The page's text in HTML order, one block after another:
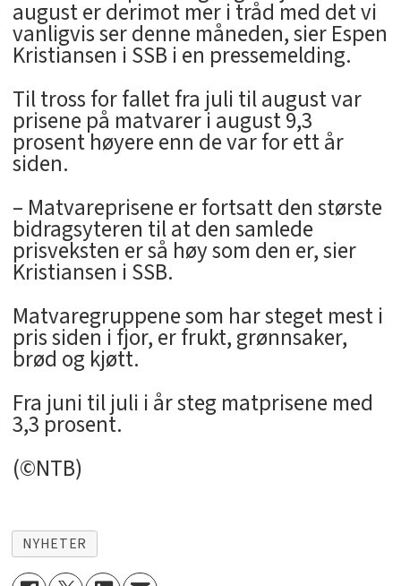
august er derimot mer i tråd med det vi
vanligvis ser denne måneden, sier Espen
Kristiansen i SSB i en pressemelding.
Til tross for fallet fra juli til august var
prisene på matvarer i august 9,3
prosent høyere enn de var for ett år
siden.
– Matvareprisene er fortsatt den største
bidragsyteren til at den samlede
prisveksten er så høy som den er, sier
Kristiansen i SSB.
Matvaregruppene som har steget mest i
pris siden i fjor, er frukt, grønnsaker,
brød og kjøtt.
Fra juni til juli i år steg matprisene med
3,3 prosent.
(©NTB)
NYHETER